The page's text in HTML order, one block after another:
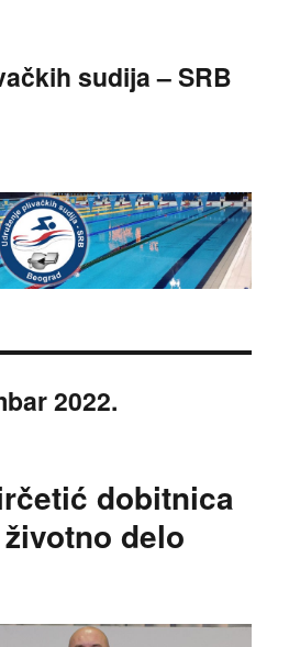
sudija – SRB
2022.
dobitnica
delo